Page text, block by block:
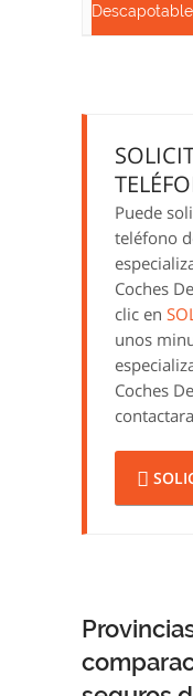
Puede
teléfono
Coches
clic en
unos
Coches